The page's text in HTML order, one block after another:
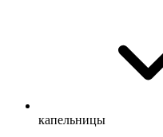
капельницы